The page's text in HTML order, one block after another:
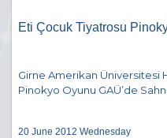
Eti Çocuk Tiyatrosu
Girne Amerikan Üniversitesi
Pinokyo Oyunu GAÜ’de
20 June 2012 Wednesday